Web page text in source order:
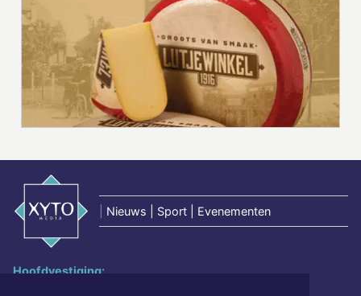
Nieuws | Sport | Evenementen
Hoofdvestiging: